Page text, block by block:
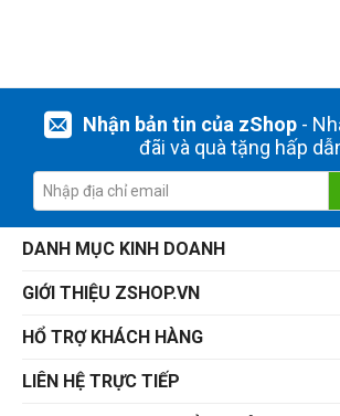
Loại sạc
MagSafe 1
MagSafe 2
Type C
THIẾT LẬP LẠI
Nhận bản tin của zShop-
đãi và quà tặng hấp
DANH MỤC KINH DOANH
GIỚI THIỆU ZSHOP.VN
HỔ TRỢ KHÁCH HÀNG
LIÊN HỆ TRỰC TIẾP